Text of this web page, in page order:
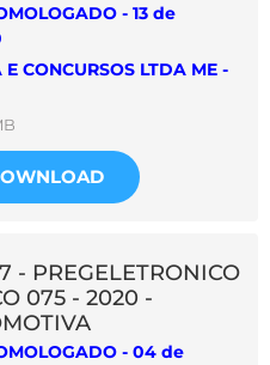
- 13 de
CONCURSOS LTDA ME -
- PREGELETRONICO
075 - 2020 -
- 04 de